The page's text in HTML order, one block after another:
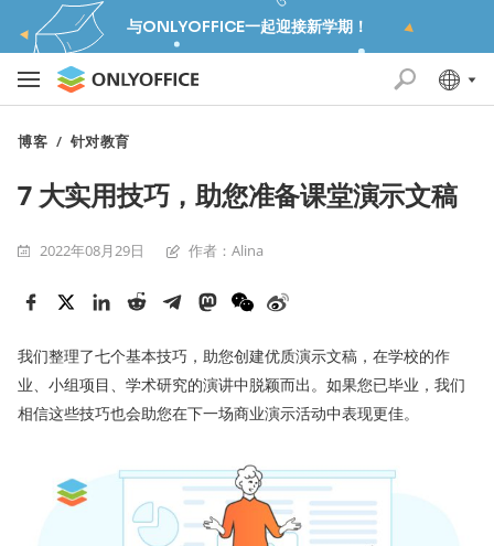
与ONLYOFFICE一起迎接新学期！
博客 / 针对教育
7 大实用技巧，助您准备课堂演示文稿
2022年08月29日 作者：Alina
我们整理了七个基本技巧，助您创建优质演示文稿，在学校的作
业、小组项目、学术研究的演讲中脱颖而出。如果您已毕业，我们
相信这些技巧也会助您在下一场商业演示活动中表现更佳。